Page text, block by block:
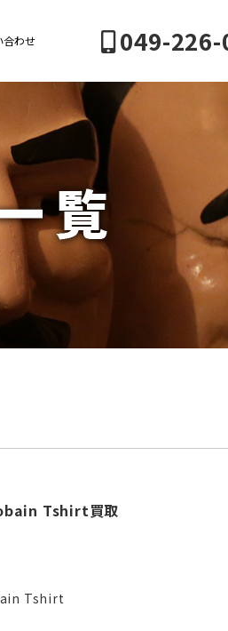
合わせ 049-226-
Tshirt買取
Tshirt